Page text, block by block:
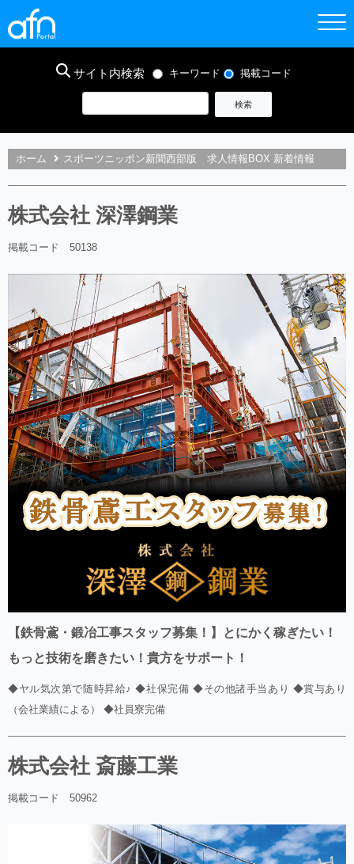
サイト内検索 キーワード 掲載コード
ホーム スポーツニッポン新聞西部版 求人情報BOX 新着情報
株式会社 深澤鋼業
掲載コード 50138
【鉄骨鳶・鍛冶工事スタッフ募集！】とにかく稼ぎたい！
もっと技術を磨きたい！貴方をサポート！
◆ヤル気次第で随時昇給♪ ◆社保完備 ◆その他諸手当あり ◆賞与あり
（会社業績による） ◆社員寮完備
株式会社 斎藤工業
掲載コード 50962